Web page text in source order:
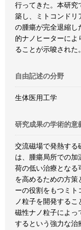
行ってきた。本研究
築し、ミトコンドリ
の腫瘍が完全退縮し
的ナノヒーターによ
ることが示唆された。
自由記述の分野
生体医用工学
研究成果の学術的意
交流磁場で発熱する
は、腫瘍局所での加
荷の低い治療となる
を高めるための方策
ーの役割をもつミト
ノ粒子を開発する
磁性ナノ粒子によっ
するという強力な治